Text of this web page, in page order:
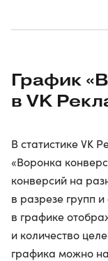
График
в VK
В статистике VK
«Воронка
конверсий на
в разрезе групп
в графике
и количество
графика можно